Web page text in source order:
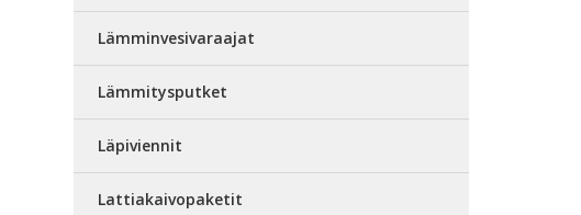
Lämminvesivaraajat
Lämmitysputket
Läpiviennit
Lattiakaivopaketit